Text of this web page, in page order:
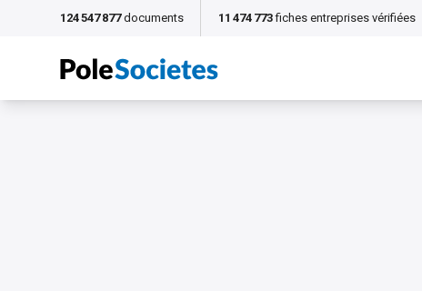
124 547 877 documents 11 474 773 fiches entreprises vérifiées